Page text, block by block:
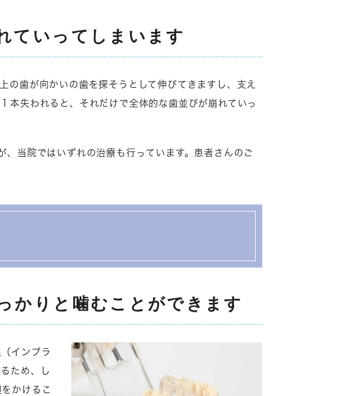
ていってしまいます
の歯が向かいの歯を探そうとして伸びてきますし、支え
本失われると、それだけで全体的な歯並びが崩れていっ
当院ではいずれの治療も行っています。患者さんのご
かりと噛むことができます
インプラ
ため、し
かけるこ